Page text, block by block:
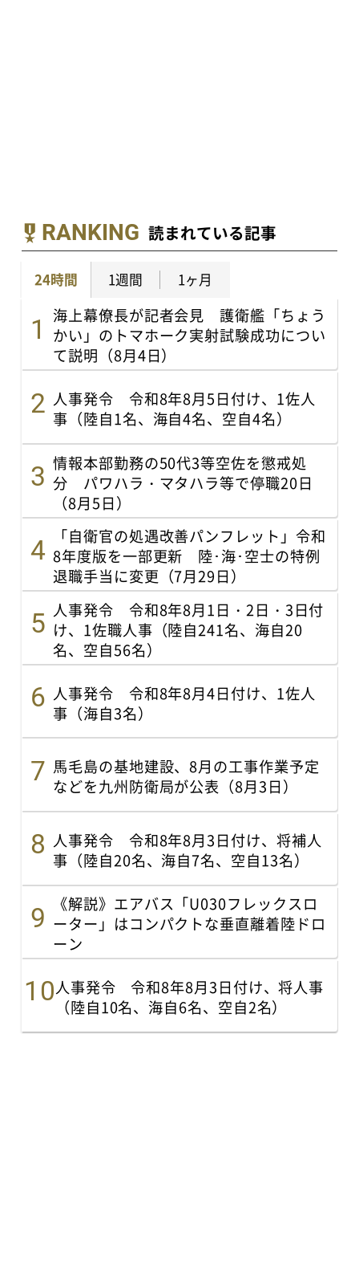
RANKING 読まれている記事
24時間 1週間 1ヶ月
海上幕僚長が記者会見 護衛艦「ちょう
かい」のトマホーク実射試験成功につい
て説明（8月4日）
人事発令 令和8年8月5日付け、1佐人
事（陸自1名、海自4名、空自4名）
情報本部勤務の50代3等空佐を懲戒処
分 パワハラ・マタハラ等で停職20日
（8月5日）
「自衛官の処遇改善パンフレット」令和
8年度版を一部更新 陸･海･空士の特例
退職手当に変更（7月29日）
人事発令 令和8年8月1日・2日・3日付
け、1佐職人事（陸自241名、海自20
名、空自56名）
人事発令 令和8年8月4日付け、1佐人
事（海自3名）
馬毛島の基地建設、8月の工事作業予定
などを九州防衛局が公表（8月3日）
人事発令 令和8年8月3日付け、将補人
事（陸自20名、海自7名、空自13名）
《解説》エアバス「U030フレックスロ
ーター」はコンパクトな垂直離着陸ドロ
ーン
人事発令 令和8年8月3日付け、将人事
（陸自10名、海自6名、空自2名）